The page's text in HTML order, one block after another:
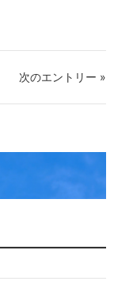
次のエントリー »